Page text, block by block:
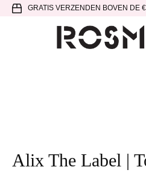
Spring
hoofdnavigatie
Door
SpringGRATIS VERZENDEN BOVEN DE
Alix The Label |